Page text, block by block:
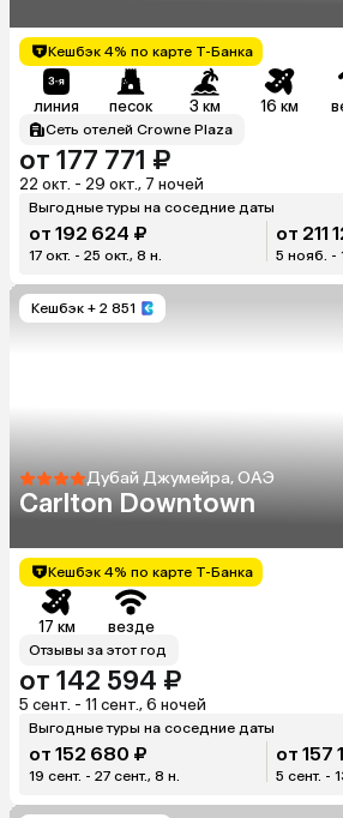
Кешбэк 4% по карте Т-Банка
линия песок 3 км 16 км
Сеть отелей Crowne Plaza
от 177 771 ₽
22 окт. - 29 окт., 7 ночей
Выгодные туры на соседние даты
от 192 624 ₽
17 окт. - 25 окт., 8 н.
от 211
5 нояб. -
Кешбэк + 2 851
Дубай Джумейра, ОАЭ
Carlton Downtown
Кешбэк 4% по карте Т-Банка
17 км везде
Отзывы за этот год
от 142 594 ₽
5 сент. - 11 сент., 6 ночей
Выгодные туры на соседние даты
от 152 680 ₽
19 сент. - 27 сент., 8 н.
от 157
5 сент. -